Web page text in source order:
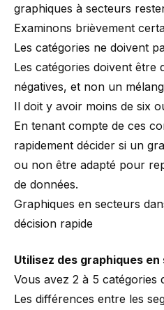
graphiques à secteurs
Examinons brièvement
Les catégories ne doivent
Les catégories doivent être
négatives, et non un
Il doit y avoir moins de six
En tenant compte de ces
rapidement décider si un
ou non être adapté pour
de données.
Graphiques en secteurs
décision rapide
Utilisez des graphiques
Vous avez 2 à 5 catégories
Les différences entre les